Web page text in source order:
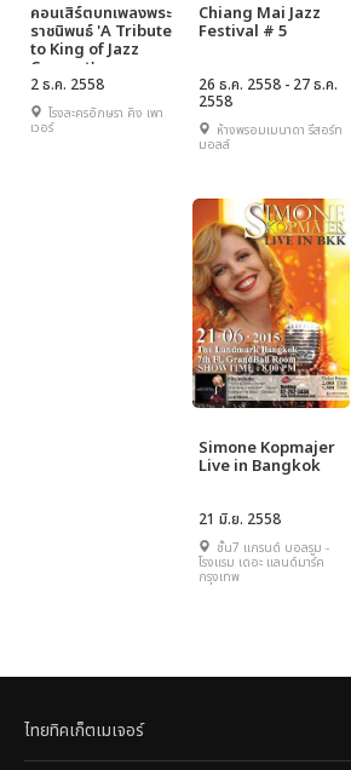
คอนเสิร์ตบทเพลงพระ
ราชนิพนธ์ 'A Tribute
to King of Jazz
Concert'
2 ธ.ค. 2558
โรงละครอักษรา คิง เพา
เวอร์
Chiang Mai Jazz
Festival # 5
26 ธ.ค. 2558 - 27 ธ.ค.
2558
ห้างพรอมเมนาดา รีสอร์ท
มอลล์
Simone Kopmajer
Live in Bangkok
21 มิ.ย. 2558
ชั้น7 แกรนด์ บอลรูม -
โรงแรม เดอะ แลนด์มาร์ค
กรุงเทพ
ไทยทิคเก็ตเมเจอร์